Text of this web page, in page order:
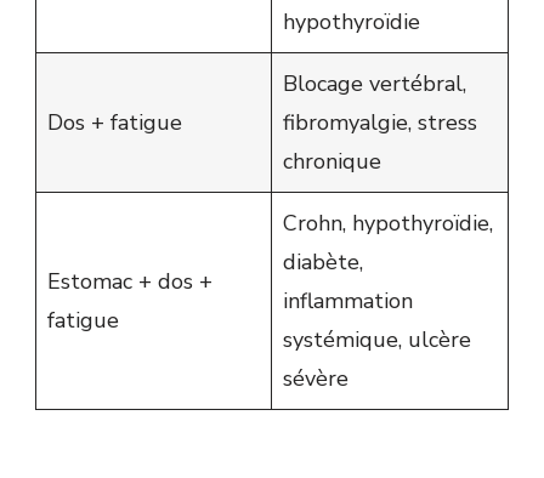
hypothyroïdie
Dos + fatigue
Blocage vertébral,
fibromyalgie, stress
chronique
Estomac + dos +
fatigue
Crohn, hypothyroïdie,
diabète,
inflammation
systémique, ulcère
sévère